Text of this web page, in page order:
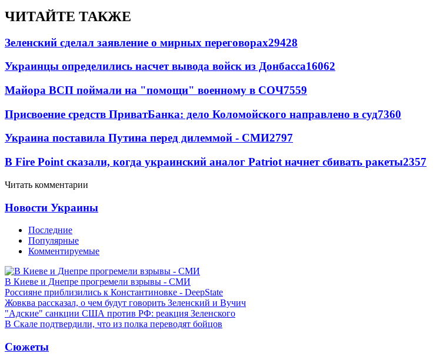
ЧИТАЙТЕ ТАКЖЕ
Зеленский сделал заявление о мирных переговорах29428
Украинцы определились насчет вывода войск из Донбасса16062
Майора ВСП поймали на "помощи" военному в СОЧ7559
Присвоение средств ПриватБанка: дело Коломойского направлено в суд7360
Украина поставила Путина перед дилеммой - СМИ2797
В Fire Point сказали, когда украинский аналог Patriot начнет сбивать ракеты2357
Читать комментарии
Новости Украины
Последние
Популярные
Комментируемые
В Киеве и Днепре прогремели взрывы - СМИ
Россияне приблизились к Константиновке - DeepState
Жовква рассказал, о чем будут говорить Зеленский и Вучич
"Адские" санкции США против РФ: реакция Зеленского
В Скале подтвердили, что из полка переводят бойцов
Сюжеты